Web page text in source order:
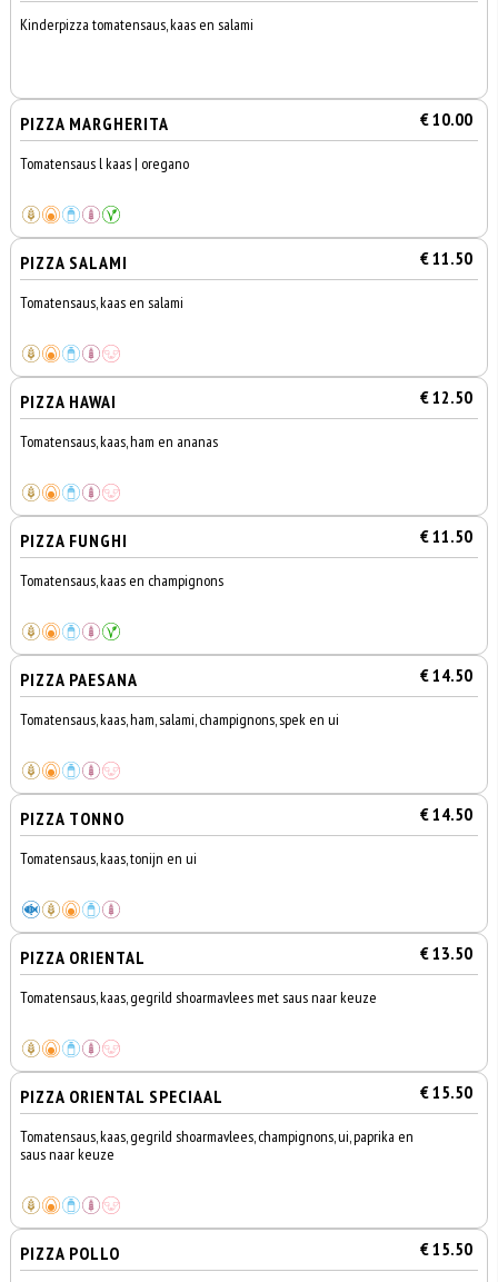
Kinderpizza tomatensaus, kaas en salami
PIZZA MARGHERITA € 10.00
Tomatensaus l kaas | oregano
PIZZA SALAMI € 11.50
Tomatensaus, kaas en salami
PIZZA HAWAI € 12.50
Tomatensaus, kaas, ham en ananas
PIZZA FUNGHI € 11.50
Tomatensaus, kaas en champignons
PIZZA PAESANA € 14.50
Tomatensaus, kaas, ham, salami, champignons, spek en ui
PIZZA TONNO € 14.50
Tomatensaus, kaas, tonijn en ui
PIZZA ORIENTAL € 13.50
Tomatensaus, kaas, gegrild shoarmavlees met saus naar keuze
PIZZA ORIENTAL SPECIAAL € 15.50
Tomatensaus, kaas, gegrild shoarmavlees, champignons, ui, paprika en
saus naar keuze
PIZZA POLLO € 15.50